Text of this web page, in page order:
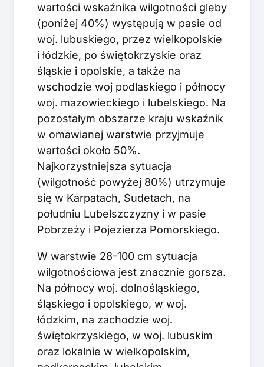
wartości wskaźnika wilgotności gleby
(poniżej 40%) występują w pasie od
woj. lubuskiego, przez wielkopolskie
i łódzkie, po świętokrzyskie oraz
śląskie i opolskie, a także na
wschodzie woj podlaskiego i północy
woj. mazowieckiego i lubelskiego. Na
pozostałym obszarze kraju wskaźnik
w omawianej warstwie przyjmuje
wartości około 50%.
Najkorzystniejsza sytuacja
(wilgotność powyżej 80%) utrzymuje
się w Karpatach, Sudetach, na
południu Lubelszczyzny i w pasie
Pobrzeży i Pojezierza Pomorskiego.
W warstwie 28-100 cm sytuacja
wilgotnościowa jest znacznie gorsza.
Na północy woj. dolnośląskiego,
śląskiego i opolskiego, w woj.
łódzkim, na zachodzie woj.
świętokrzyskiego, w woj. lubuskim
oraz lokalnie w wielkopolskim,